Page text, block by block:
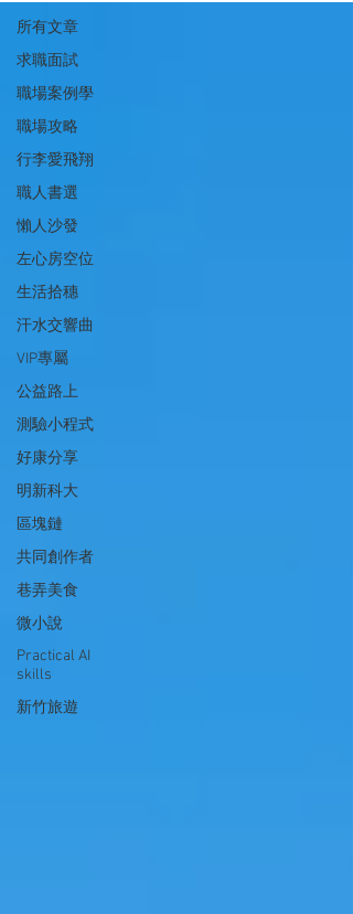
所有文章
求職面試
職場案例學
職場攻略
行李愛飛翔
職人書選
懶人沙發
左心房空位
生活拾穗
汗水交響曲
VIP專屬
公益路上
測驗小程式
好康分享
明新科大
區塊鏈
共同創作者
巷弄美食
微小說
Practical AI
skills
新竹旅遊